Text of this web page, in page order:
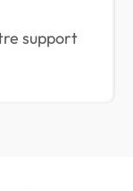
support